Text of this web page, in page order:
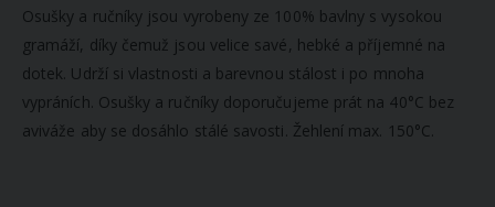
Osušky a ručníky jsou vyrobeny ze 100% bavlny s vysokou
gramáží, díky čemuž jsou velice savé, hebké a příjemné na
dotek. Udrží si vlastnosti a barevnou stálost i po mnoha
vypráních. Osušky a ručníky doporučujeme prát na 40°C bez
aviváže aby se dosáhlo stálé savosti. Žehlení max. 150°C.